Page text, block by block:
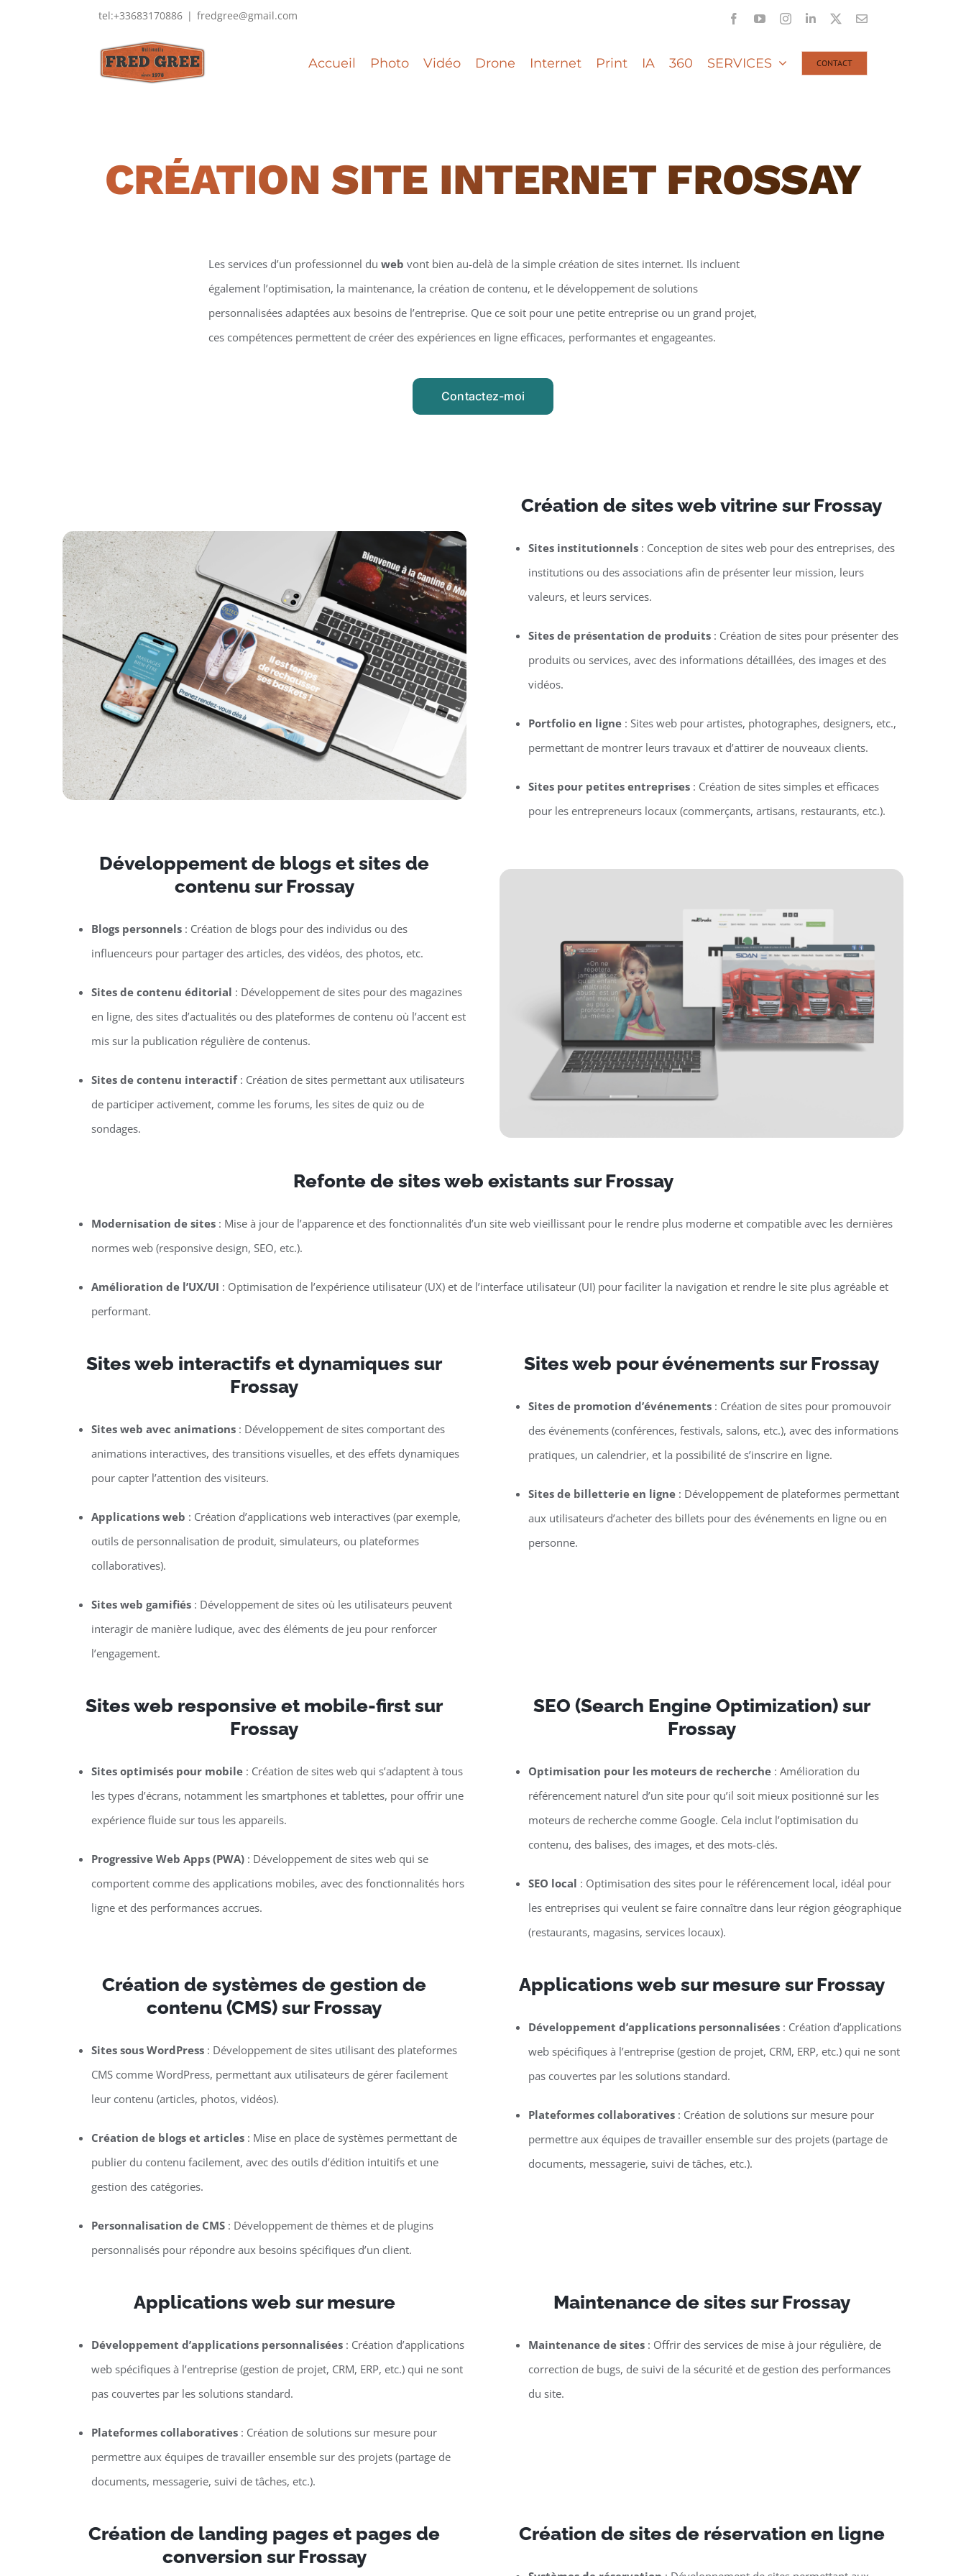
tel:+33683170886 | fredgree@gmail.com FacebookYouTubeInstagramLinkedIn Email
Accueil Photo Vidéo Drone Internet Print IA 360 SERVICES CONTACT
CRÉATION SITE INTERNET FROSSAY
Les services d’un professionnel du web vont bien au-delà de la simple création de sites internet. Ils incluent
également l’optimisation, la maintenance, la création de contenu, et le développement de solutions
personnalisées adaptées aux besoins de l’entreprise. Que ce soit pour une petite entreprise ou un grand projet,
ces compétences permettent de créer des expériences en ligne efficaces, performantes et engageantes.
Contactez-moi
Création de sites web vitrine sur Frossay
Sites institutionnels : Conception de sites web pour des entreprises, des
institutions ou des associations afin de présenter leur mission, leurs
valeurs, et leurs services.
Sites de présentation de produits : Création de sites pour présenter des
produits ou services, avec des informations détaillées, des images et des
vidéos.
Portfolio en ligne : Sites web pour artistes, photographes, designers, etc.,
permettant de montrer leurs travaux et d’attirer de nouveaux clients.
Sites pour petites entreprises : Création de sites simples et efficaces
pour les entrepreneurs locaux (commerçants, artisans, restaurants, etc.).
Développement de blogs et sites de
contenu sur Frossay
Blogs personnels: Création de blogs pour des individus ou des
influenceurs pour partager des articles, des vidéos, des photos, etc.
Sites de contenu éditorial : Développement de sites pour des magazines
en ligne, des sites d’actualités ou des plateformes de contenu où l’accent est
mis sur la publication régulière de contenus.
Sites de contenu interactif: Création de sites permettant aux utilisateurs
de participer activement, comme les forums, les sites de quiz ou de
sondages.
Refonte de sites web existants sur Frossay
Modernisation de sites: Mise à jour de l’apparence et des fonctionnalités d’un site web vieillissant pour le rendre plus moderne et compatible avec les dernières
normes web (responsive design, SEO, etc.).
Amélioration de l’UX/UI : Optimisation de l’expérience utilisateur (UX) et de l’interface utilisateur (UI) pour faciliter la navigation et rendre le site plus agréable et
performant.
Sites web interactifs et dynamiques sur
Frossay
Sites web avec animations: Développement de sites comportant des
animations interactives, des transitions visuelles, et des effets dynamiques
pour capter l’attention des visiteurs.
Applications web : Création d’applications web interactives (par exemple,
outils de personnalisation de produit, simulateurs, ou plateformes
collaboratives).
Sites web gamifiés: Développement de sites où les utilisateurs peuvent
interagir de manière ludique, avec des éléments de jeu pour renforcer
l’engagement.
Sites web pour événements sur Frossay
Sites de promotion d’événements : Création de sites pour promouvoir
des événements (conférences, festivals, salons, etc.), avec des informations
pratiques, un calendrier, et la possibilité de s’inscrire en ligne.
Sites de billetterie en ligne : Développement de plateformes permettant
aux utilisateurs d’acheter des billets pour des événements en ligne ou en
personne.
Sites web responsive et mobile-first sur
Frossay
Sites optimisés pour mobile: Création de sites web qui s’adaptent à tous
les types d’écrans, notamment les smartphones et tablettes, pour offrir une
expérience fluide sur tous les appareils.
Progressive Web Apps (PWA): Développement de sites web qui se
comportent comme des applications mobiles, avec des fonctionnalités hors
ligne et des performances accrues.
SEO (Search Engine Optimization) sur
Frossay
Optimisation pour les moteurs de recherche : Amélioration du
référencement naturel d’un site pour qu’il soit mieux positionné sur les
moteurs de recherche comme Google. Cela inclut l’optimisation du
contenu, des balises, des images, et des mots-clés.
SEO local : Optimisation des sites pour le référencement local, idéal pour
les entreprises qui veulent se faire connaître dans leur région géographique
(restaurants, magasins, services locaux).
Création de systèmes de gestion de
contenu (CMS) sur Frossay
Sites sous WordPress: Développement de sites utilisant des plateformes
CMS comme WordPress, permettant aux utilisateurs de gérer facilement
leur contenu (articles, photos, vidéos).
Création de blogs et articles: Mise en place de systèmes permettant de
publier du contenu facilement, avec des outils d’édition intuitifs et une
gestion des catégories.
Personnalisation de CMS: Développement de thèmes et de plugins
personnalisés pour répondre aux besoins spécifiques d’un client.
Applications web sur mesure sur Frossay
Développement d’applications personnalisées : Création d’applications
web spécifiques à l’entreprise (gestion de projet, CRM, ERP, etc.) qui ne sont
pas couvertes par les solutions standard.
Plateformes collaboratives : Création de solutions sur mesure pour
permettre aux équipes de travailler ensemble sur des projets (partage de
documents, messagerie, suivi de tâches, etc.).
Applications web sur mesure
Développement d’applications personnalisées: Création d’applications
web spécifiques à l’entreprise (gestion de projet, CRM, ERP, etc.) qui ne sont
pas couvertes par les solutions standard.
Plateformes collaboratives: Création de solutions sur mesure pour
permettre aux équipes de travailler ensemble sur des projets (partage de
documents, messagerie, suivi de tâches, etc.).
Maintenance de sites sur Frossay
Maintenance de sites : Offrir des services de mise à jour régulière, de
correction de bugs, de suivi de la sécurité et de gestion des performances
du site.
Création de landing pages et pages de
conversion sur Frossay
Création de sites de réservation en ligne